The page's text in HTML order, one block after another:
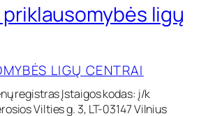
ligų
LIGŲ CENTRAI
registras Įstaigos kodas: į/k
Vilties g. 3, LT-03147 Vilnius